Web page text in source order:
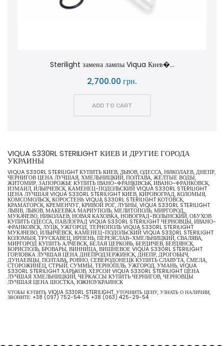
Sterilight замена лампы Viqua Киев�...
2,700.00 грн.
ADD TO CART
VIQUA S330RL STERILIGHT КИЕВ И ДРУГИЕ ГОРОДА
УКРАИНЫ
VIQUA S330RL STERILIGHT КУПИТЬ КИЕВ, ЛЬВОВ, ОДЕССА, НИКОЛАЕВ, ДНЕПР,
ЧЕРНИГОВ ЦЕНА ЛУЧШАЯ, ХМЕЛЬНИЦКИЙ, ПОЛТАВА, ЖЕЛТЫЕ ВОДЫ,
ЖИТОМИР, ЗАПОРОЖЬЕ КУПИТЬ ІВАНО-ФРАНКІВСЬК, ИВАНО-ФРАНКОВСК,
ИЗМАИЛ, ИЛЬИЧЕВСК, КАМЕНЕЦ-ПОДОЛЬСКИЙ VIQUA S330RL STERILIGHT
ЦЕНА ЛУЧШАЯ VIQUA S330RL STERILIGHT КИЕВ, КИРОВОГРАД, КОЛОМЫЯ,
КОМСОМОЛЬСК, КОРОСТЕНЬ VIQUA S330RL STERILIGHT КОТОВСК,
КРАМАТОРСК, КРЕМЕНЧУГ, КРИВОЙ РОГ, ЛУБНЫ, VIQUA S330RL STERILIGHT
ЛЬВІВ, ЛЬВОВ, МАКЕЕВКА МАРИУПОЛЬ, МЕЛИТОПОЛЬ, МИРГОРОД,
МУКАЧЕВО, НИКОЛАЕВ, НОВАЯ КАХОВКА, НОВОГРАД-ВОЛЫНСКИЙ, ОБУХОВ
КУПИТЬ ОДЕССА, ПАВЛОГРАД VIQUA S330RL STERILIGHT ЧЕРНОВЦЫ, ИВАНО-
ФРАНКОВСК, ЛУЦК, УЖГОРОД, ТЕРНОПОЛЬ VIQUA S330RL STERILIGHT
МУКАЧЕВО, ИЛЬИЧЁВСК, КАМЕНЕЦ-ПОДОЛЬСКИЙ VIQUA S330RL STERILIGHT
КОЛОМЫЯ, ТРУСКАВЕЦ, ИРПЕНЬ, ПЕРЕЯСЛАВ-ХМЕЛЬНИЦКИЙ, СВАЛЯВА,
МИРГОРОД КУПИТЬ АЛЧЕВСК, БЕЛАЯ ЦЕРКОВЬ, БЕРДИЧЕВ, БЕРДЯНСК,
БОРИСПОЛЬ, БРОВАРЫ, ВИННИЦА, ВИШНЕВОЕ VIQUA S330RL STERILIGHT
ГОРЛОВКА ЛУЧШАЯ ЦЕНА ДНЕПРОДЗЕРЖИНСК, ДНЕПР, ДРОГОБЫЧ,
ДУНАЕВЦЫ, ПОЛТАВА, РОВНО, СЕВЕРОДОНЕЦК КУПИТЬ СЛАВУТА, СМЕЛА,
СТОРОЖИНЕЦ, СТРЫЙ, СУММЫ, ТЕРНОПІЛЬ, УЖГОРОД, УМАНЬ, VIQUA
S330RL STERILIGHT ХАРЬКОВ, ХЕРСОН VIQUA S330RL STERILIGHT ЦЕНА
ЛУЧШАЯ ХМЕЛЬНИЦКИЙ, ЧЕРКАССЫ КУПИТЬ ЧЕРНИГОВ, ЧЕРНОВЦЫ
ЛУЧШАЯ ЦЕНА ШОСТКА, ЮЖНОУКРАИНСК
ЧТОБЫ КУПИТЬ VIQUA S330RL STERILIGHT, УТОЧНИТЬ ЦЕНУ, УЗНАТЬ О НАЛИЧИИ,
ЗВОНИТЕ: +38 (097) 752-54-75 +38 (063) 425-29-54